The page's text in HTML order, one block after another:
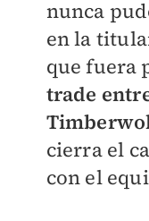
nunca
en la
que fuera
trade
cierra el
con el